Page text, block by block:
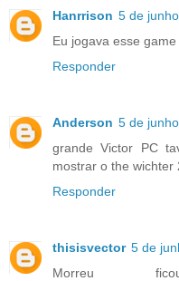
Hanrrison 5 de
Eu jogava esse
Responder
Anderson 5 de
grande Victor PC
mostrar o the wichter
Responder
thisisvector 5 de
Morreu